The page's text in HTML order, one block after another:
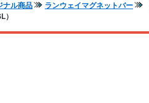
ナル商品 ランウェイマグネットバー